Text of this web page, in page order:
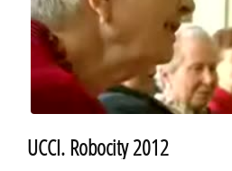
UCCI. Robocity 2012